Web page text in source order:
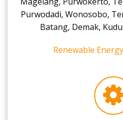
Purwodadi, Wonosobo,
Batang, Demak,
Renewable